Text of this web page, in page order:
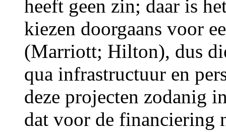
heeft geen zin; daar is
kiezen doorgaans voor
(Marriott; Hilton), dus
qua infrastructuur en
deze projecten zodanig
dat voor de financiering